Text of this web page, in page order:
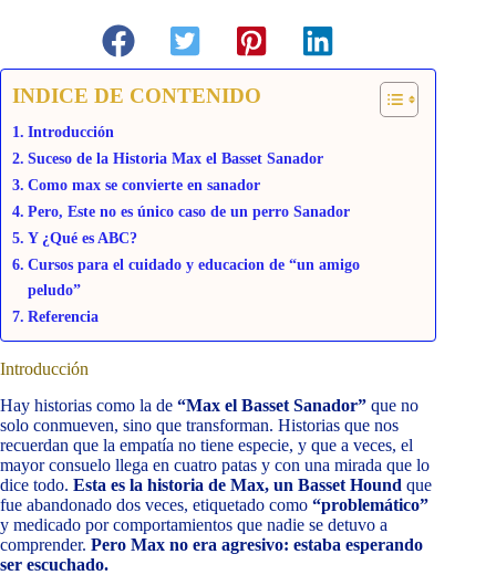
INDICE DE CONTENIDO
Introducción
Suceso de la Historia Max el Basset Sanador
Como max se convierte en sanador
Pero, Este no es único caso de un perro Sanador
Y ¿Qué es ABC?
Cursos para el cuidado y educacion de “un amigo
peludo”
Referencia
Introducción
Hay historias como la de “Max el Basset Sanador” que no
solo conmueven, sino que transforman. Historias que nos
recuerdan que la empatía no tiene especie, y que a veces, el
mayor consuelo llega en cuatro patas y con una mirada que lo
dice todo. Esta es la historia de Max, un Basset Hound que
fue abandonado dos veces, etiquetado como “problemático”
y medicado por comportamientos que nadie se detuvo a
comprender. Pero Max no era agresivo: estaba esperando
ser escuchado.